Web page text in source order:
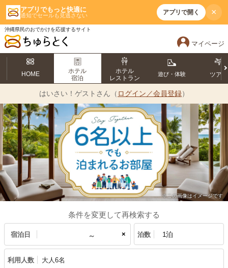
アプリでもっと快適に
通知でセールも見逃さない アプリで開く ×
沖縄県民のおでかけを応援するサイト
マイページ
HOME
ホテル
宿泊
ホテル
レストラン
遊び・体験 ツアー
はいさい！ ゲストさん（ ログイン／会員登録）
※この画像はイメージです
条件を変更して再検索する
宿泊日 × 泊数
利用人数 大人6名